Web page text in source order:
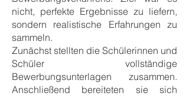
nicht, perfekte Ergebnisse zu liefern,
sondern realistische Erfahrungen zu
sammeln.
Zunächst stellten die Schülerinnen und
Schüler vollständige
Bewerbungsunterlagen zusammen.
Anschließend bereiteten sie sich